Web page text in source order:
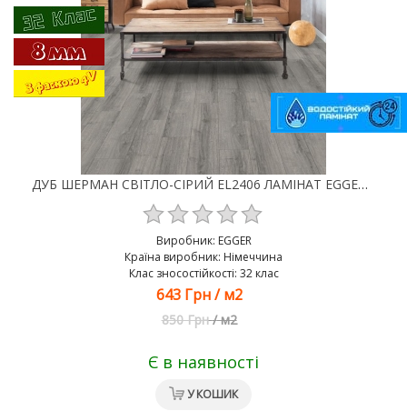
ДУБ ШЕРМАН СВІТЛО-СІРИЙ EL2406 ЛАМІНАТ EGGER CLASSIC AQUA 4V 32 КЛАС 8 ММ
Виробник: EGGER
Країна виробник: Німеччина
Клас зносостійкості: 32 клас
643 Грн /м2
850 Грн /м2
Є в наявності
У КОШИК